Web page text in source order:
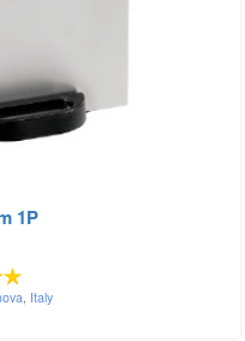
1P
, Italy